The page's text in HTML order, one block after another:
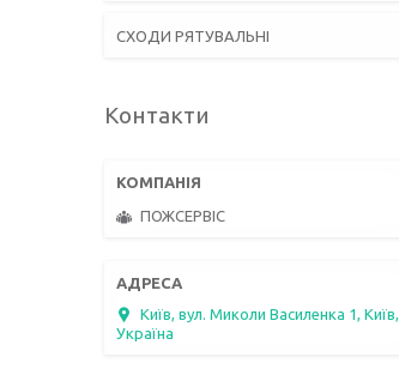
СХОДИ РЯТУВАЛЬНІ
Контакти
ПОЖСЕРВІС
Київ, вул. Миколи Василенка 1, Київ,
Україна